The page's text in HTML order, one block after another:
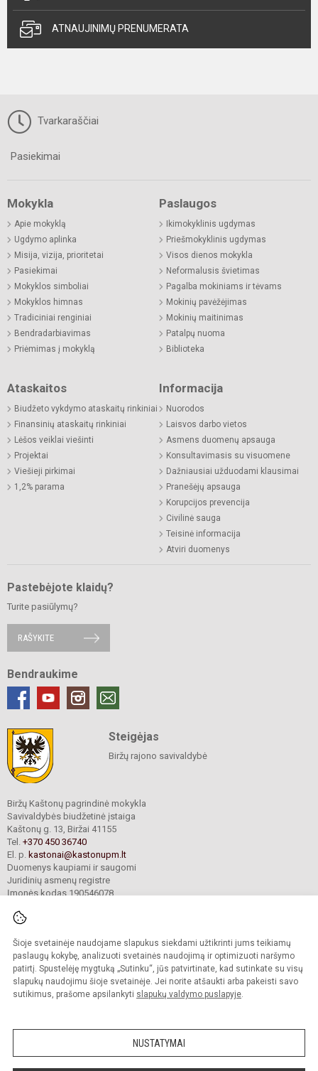
Šioje svetainėje naudojame slapukus siekdami užtikrinti jums teikiamų
paslaugų kokybę, analizuoti svetainės naudojimą ir optimizuoti naršymo
patirtį. Spustelėję mygtuką „Sutinku“, jūs patvirtinate, kad sutinkate su visų
slapukų naudojimu šioje svetainėje. Jei norite atšaukti arba pakeisti savo
sutikimus, prašome apsilankyti slapukų valdymo puslapyje.
NUSTATYMAI
ATNAUJINIMŲ PRENUMERATA
Tvarkaraščiai
Pasiekimai
Mokykla
Apie mokyklą
Ugdymo aplinka
Misija, vizija, prioritetai
Pasiekimai
Mokyklos simboliai
Mokyklos himnas
Tradiciniai renginiai
Bendradarbiavimas
Priėmimas į mokyklą
Paslaugos
Ikimokyklinis ugdymas
Priešmokyklinis ugdymas
Visos dienos mokykla
Neformalusis švietimas
Pagalba mokiniams ir tėvams
Mokinių pavėžėjimas
Mokinių maitinimas
Patalpų nuoma
Biblioteka
Ataskaitos
Biudžeto vykdymo ataskaitų rinkiniai
Finansinių ataskaitų rinkiniai
Lėšos veiklai viešinti
Projektai
Viešieji pirkimai
1,2% parama
Informacija
Nuorodos
Laisvos darbo vietos
Asmens duomenų apsauga
Konsultavimasis su visuomene
Dažniausiai užduodami klausimai
Pranešėjų apsauga
Korupcijos prevencija
Civilinė sauga
Teisinė informacija
Atviri duomenys
Pastebėjote klaidų?
Turite pasiūlymų?
RAŠYKITE
Bendraukime
Steigėjas
Biržų rajono savivaldybė
Biržų Kaštonų pagrindinė mokykla
Savivaldybės biudžetinė įstaiga
Kaštonų g. 13, Biržai 41155
Tel. +370 450 36740
El. p. kastonai@kastonupm.lt
Duomenys kaupiami ir saugomi
Juridinių asmenų registre
Įmonės kodas 190546078
© 2024. Biržų Kaštonų pagrindinė mokykla. Visos teisės saugomos.
Kopijuoti turinį be raštiško įstaigos administracijos sutikimo griežtai draudžiama.
Prieinamumo paraiška Slapukų valdymas
Sumanus būdas atnaujinti